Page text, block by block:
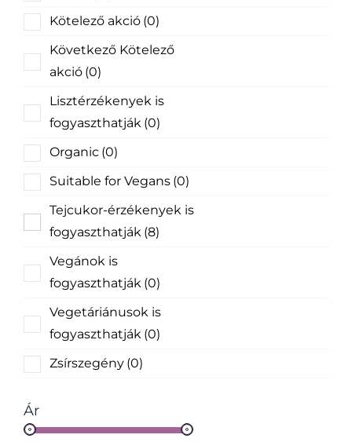
Kötelező akció (0)
Következő Kötelező
akció (0)
Lisztérzékenyek is
fogyaszthatják (0)
Organic (0)
Suitable for Vegans (0)
Tejcukor-érzékenyek is
fogyaszthatják (8)
Vegánok is
fogyaszthatják (0)
Vegetáriánusok is
fogyaszthatják (0)
Zsírszegény (0)
Ár